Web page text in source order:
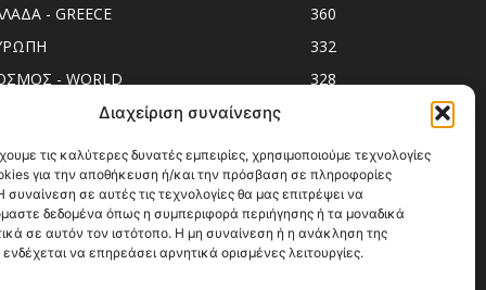
Διαχείριση συναίνεσης
τις καλύτερες δυνατές εμπειρίες, χρησιμοποιούμε τεχνολογίες
για την αποθήκευση ή/και την πρόσβαση σε πληροφορίες
σε αυτές τις τεχνολογίες θα μας επιτρέψει να
δεδομένα όπως η συμπεριφορά περιήγησης ή τα μοναδικά
σε αυτόν τον ιστότοπο. Η μη συναίνεση ή η ανάκληση της
να επηρεάσει αρνητικά ορισμένες λειτουργίες.
- GREECE
360
332
- WORLD
328
spots
294
Release
250
247
ΟΔΗΓΟΙ
215